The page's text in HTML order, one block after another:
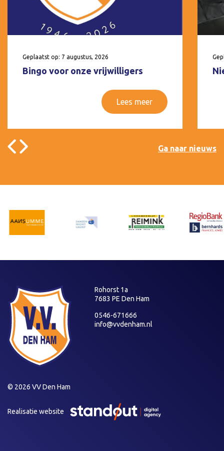
Geplaatst op: 7 augustus, 2026
Bingo voor onze vrijwilligers
Lees meer
Ga naar nieuws
Rohorst 1a
7683 PE Den Ham
0546-671666
info@vvdenham.nl
© 2026 VV Den Ham
Realisatie website